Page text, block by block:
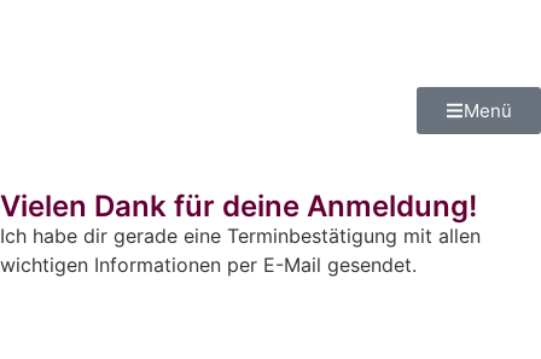
Menü
Vielen Dank für deine Anmeldung!
Ich habe dir gerade eine Terminbestätigung mit allen
wichtigen Informationen per E-Mail gesendet.